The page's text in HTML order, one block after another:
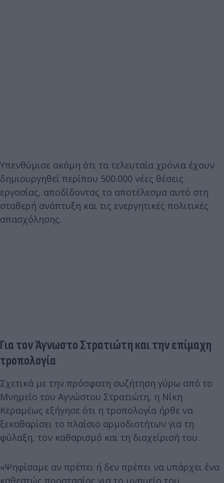
Υπενθύμισε ακόμη ότι τα τελευταία χρόνια έχουν
δημιουργηθεί περίπου 500.000 νέες θέσεις
εργασίας, αποδίδοντας το αποτέλεσμα αυτό στη
σταθερή ανάπτυξη και τις ενεργητικές πολιτικές
απασχόλησης.
Για τον Άγνωστο Στρατιώτη και την επίμαχη
τροπολογία
Σχετικά με την πρόσφατη συζήτηση γύρω από το
Μνημείο του Αγνώστου Στρατιώτη, η Νίκη
Κεραμέως εξήγησε ότι η τροπολογία ήρθε να
ξεκαθαρίσει το πλαίσιο αρμοδιοτήτων για τη
φύλαξη, τον καθαρισμό και τη διαχείρισή του.
«Ψηφίσαμε αν πρέπει ή δεν πρέπει να υπάρχει ένα
καθεστώς προστασίας για το μνημείο του